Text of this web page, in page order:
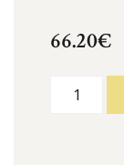
66.20€